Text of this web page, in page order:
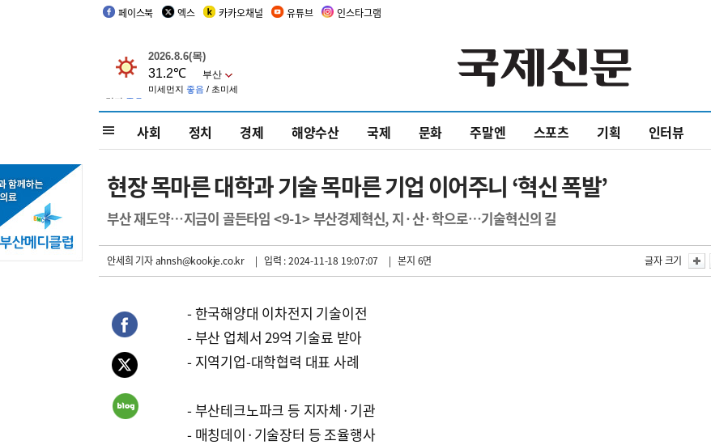
페이스북 엑스 카카오채널 유튜브 인스타그램
사회 정치 경제 해양수산 국제 문화 주말엔 스포츠 기획 인터뷰
현장 목마른 대학과 기술 목마른 기업 이어주니 ‘혁신 폭발’
부산 재도약…지금이 골든타임 <9-1> 부산경제혁신, 지·산·학으로…기술혁신의 길
안세희 기자ahnsh@kookje.co.kr | 입력 : 2024-11-18 19:07:07 | 본지 6면 글자 크기
- 한국해양대 이차전지 기술이전
- 부산 업체서 29억 기술료 받아
- 지역기업-대학협력 대표 사례
- 부산테크노파크 등 지자체·기관
- 매칭데이·기술장터 등 조율행사